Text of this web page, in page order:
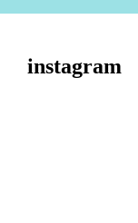
instagram